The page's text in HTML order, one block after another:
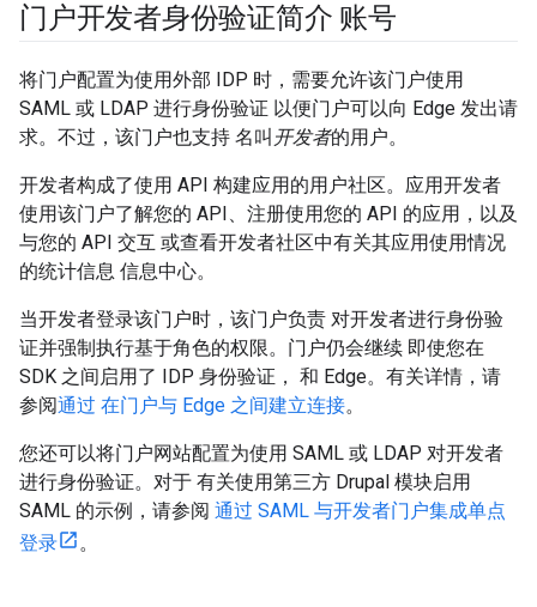
门户开发者身份验证简介 账号
将门户配置为使用外部 IDP 时，需要允许该门户使用
SAML 或 LDAP 进行身份验证 以便门户可以向 Edge 发出请
求。不过，该门户也支持 名叫 开发者的用户。
开发者构成了使用 API 构建应用的用户社区。应用开发者
使用该门户了解您的 API、注册使用您的 API 的应用，以及
与您的 API 交互 或查看开发者社区中有关其应用使用情况
的统计信息 信息中心。
当开发者登录该门户时，该门户负责 对开发者进行身份验
证并强制执行基于角色的权限。门户仍会继续 即使您在
SDK 之间启用了 IDP 身份验证， 和 Edge。有关详情，请
参阅通过 在门户与 Edge 之间建立连接。
您还可以将门户网站配置为使用 SAML 或 LDAP 对开发者
进行身份验证。对于 有关使用第三方 Drupal 模块启用
SAML 的示例，请参阅 通过 SAML 与开发者门户集成单点
登录
。